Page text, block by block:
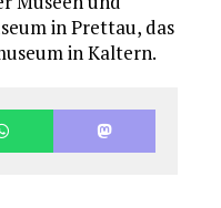
in Prettau, das
in Kaltern.